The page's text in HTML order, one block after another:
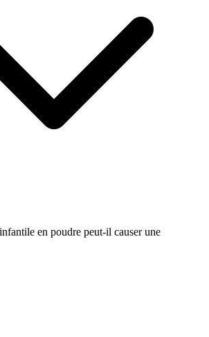
en poudre peut-il causer une